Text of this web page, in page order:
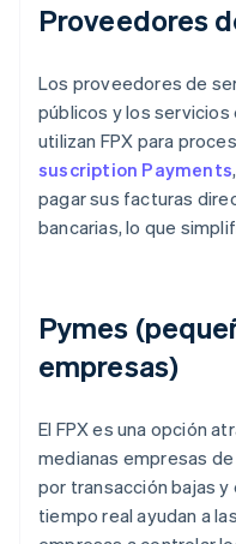
Proveedores
Los proveedores de
públicos y los
utilizan FPX para
suscription Payments
pagar sus facturas
bancarias, lo que
Pymes
empresas)
El FPX es una opción
medianas empresas
por transacción bajas y
tiempo real ayudan a